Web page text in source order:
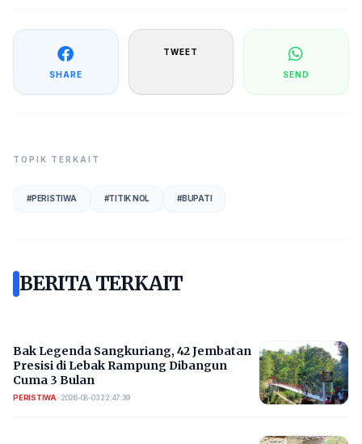
SHARE
TWEET
SEND
TOPIK TERKAIT
#PERISTIWA #TITIK NOL #BUPATI
BERITA TERKAIT
Bak Legenda Sangkuriang, 42 Jembatan
Presisi di Lebak Rampung Dibangun
Cuma 3 Bulan
PERISTIWA• 2026-08-03 22:47:39